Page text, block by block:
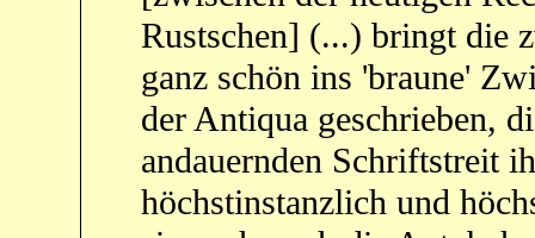
Rustschen] (...) bringt die
ganz schön ins 'braune'
der Antiqua geschrieben,
andauernden Schriftstreit
höchstinstanzlich und